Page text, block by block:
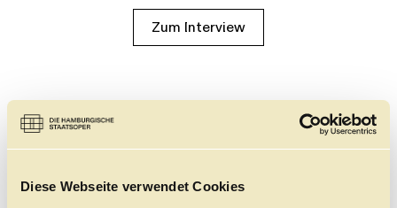
Diese Webseite verwendet Cookies
Zum Interview